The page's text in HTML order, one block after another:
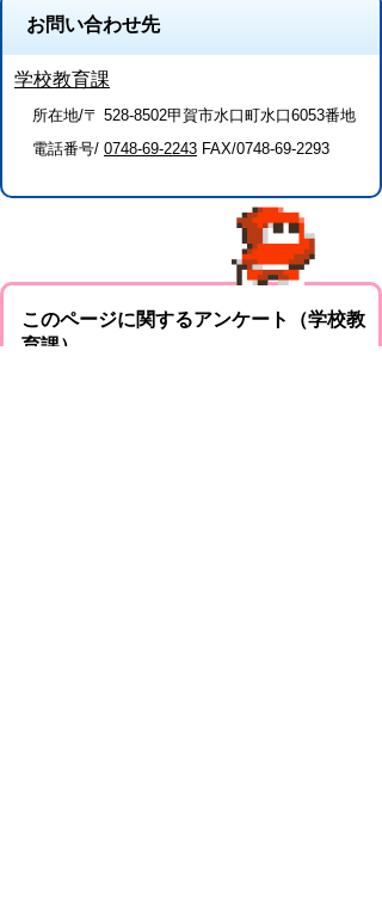
お問い合わせ先
学校教育課
所在地/〒 528-8502甲賀市水口町水口6053番地
電話番号/ 0748-69-2243 FAX/0748-69-2293
このページに関するアンケート（学校教
育課）